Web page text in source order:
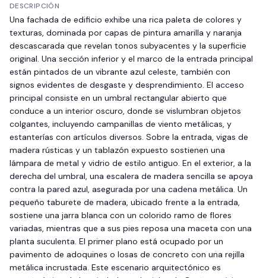
DESCRIPCIÓN
Una fachada de edificio exhibe una rica paleta de colores y
texturas, dominada por capas de pintura amarilla y naranja
descascarada que revelan tonos subyacentes y la superficie
original. Una sección inferior y el marco de la entrada principal
están pintados de un vibrante azul celeste, también con
signos evidentes de desgaste y desprendimiento. El acceso
principal consiste en un umbral rectangular abierto que
conduce a un interior oscuro, donde se vislumbran objetos
colgantes, incluyendo campanillas de viento metálicas, y
estanterías con artículos diversos. Sobre la entrada, vigas de
madera rústicas y un tablazón expuesto sostienen una
lámpara de metal y vidrio de estilo antiguo. En el exterior, a la
derecha del umbral, una escalera de madera sencilla se apoya
contra la pared azul, asegurada por una cadena metálica. Un
pequeño taburete de madera, ubicado frente a la entrada,
sostiene una jarra blanca con un colorido ramo de flores
variadas, mientras que a sus pies reposa una maceta con una
planta suculenta. El primer plano está ocupado por un
pavimento de adoquines o losas de concreto con una rejilla
metálica incrustada. Este escenario arquitectónico es